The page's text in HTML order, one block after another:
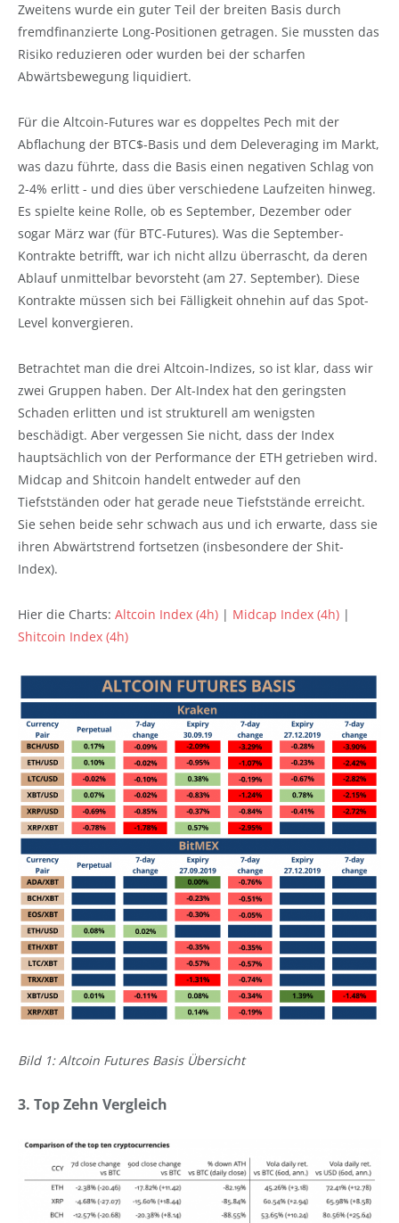
Zweitens wurde ein guter Teil der breiten Basis durch
fremdfinanzierte Long-Positionen getragen. Sie mussten das
Risiko reduzieren oder wurden bei der scharfen
Abwärtsbewegung liquidiert.
Für die Altcoin-Futures war es doppeltes Pech mit der
Abflachung der BTC$-Basis und dem Deleveraging im Markt,
was dazu führte, dass die Basis einen negativen Schlag von
2-4% erlitt - und dies über verschiedene Laufzeiten hinweg.
Es spielte keine Rolle, ob es September, Dezember oder
sogar März war (für BTC-Futures). Was die September-
Kontrakte betrifft, war ich nicht allzu überrascht, da deren
Ablauf unmittelbar bevorsteht (am 27. September). Diese
Kontrakte müssen sich bei Fälligkeit ohnehin auf das Spot-
Level konvergieren.
Betrachtet man die drei Altcoin-Indizes, so ist klar, dass wir
zwei Gruppen haben. Der Alt-Index hat den geringsten
Schaden erlitten und ist strukturell am wenigsten
beschädigt. Aber vergessen Sie nicht, dass der Index
hauptsächlich von der Performance der ETH getrieben wird.
Midcap and Shitcoin handelt entweder auf den
Tiefstständen oder hat gerade neue Tiefststände erreicht.
Sie sehen beide sehr schwach aus und ich erwarte, dass sie
ihren Abwärtstrend fortsetzen (insbesondere der Shit-
Index).
Hier die Charts: Altcoin Index (4h) | Midcap Index (4h) |
Shitcoin Index (4h)
Bild 1: Altcoin Futures Basis Übersicht
3. Top Zehn Vergleich